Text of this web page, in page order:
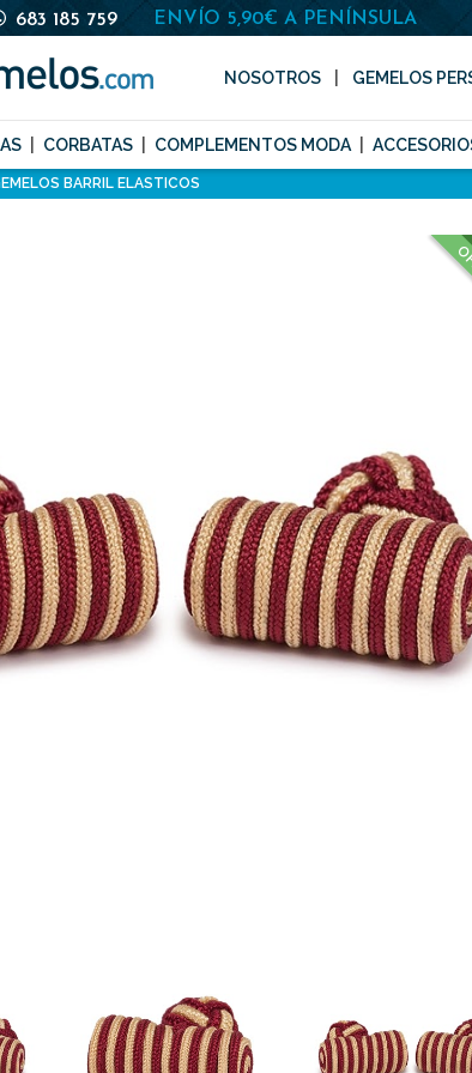
683 185 759 ENVÍO 5,90€ A PENÍNSULA
NOSOTROS GEMELOS
CORBATAS COMPLEMENTOS MODA
BARRIL ELASTICOS